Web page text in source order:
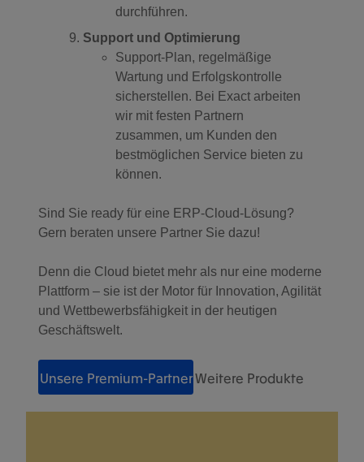
durchführen.
Support und Optimierung
Support-Plan, regelmäßige
Wartung und Erfolgskontrolle
sicherstellen. Bei Exact arbeiten
wir mit festen Partnern
zusammen, um Kunden den
bestmöglichen Service bieten zu
können.
Sind Sie ready für eine ERP-Cloud-Lösung?
Gern beraten unsere Partner Sie dazu!
Denn die Cloud bietet mehr als nur eine moderne
Plattform – sie ist der Motor für Innovation, Agilität
und Wettbewerbsfähigkeit in der heutigen
Geschäftswelt.
Unsere Premium-PartnerWeitere Produkte